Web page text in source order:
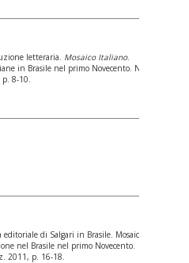
letteraria. Mosaico Italiano.
in Brasile nel primo Novecento. Niterói:
8-10.
di Salgari in Brasile. Mosaico
nel Brasile nel primo Novecento.
2011, p. 16-18.